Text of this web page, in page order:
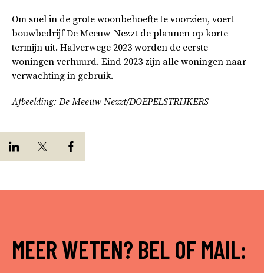
Om snel in de grote woonbehoefte te voorzien, voert
bouwbedrijf De Meeuw-Nezzt de plannen op korte
termijn uit. Halverwege 2023 worden de eerste
woningen verhuurd. Eind 2023 zijn alle woningen naar
verwachting in gebruik.
Afbeelding: De Meeuw Nezzt/DOEPELSTRIJKERS
MEER WETEN? BEL OF MAIL: